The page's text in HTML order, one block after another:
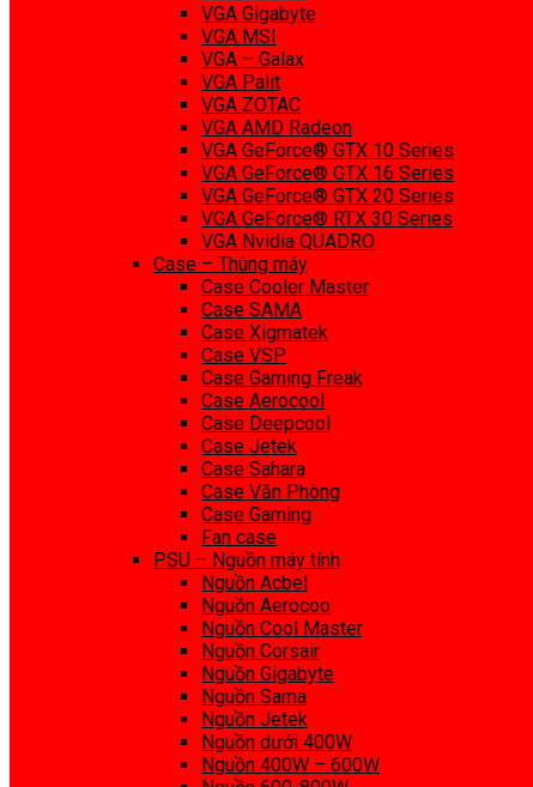
VGA Gigabyte
VGA MSI
VGA – Galax
VGA Palit
VGA ZOTAC
VGA AMD Radeon
VGA GeForce® GTX 10 Series
VGA GeForce® GTX 16 Series
VGA GeForce® GTX 20 Series
VGA GeForce® RTX 30 Series
VGA Nvidia QUADRO
Case – Thùng máy
Case Cooler Master
Case SAMA
Case Xigmatek
Case VSP
Case Gaming Freak
Case Aerocool
Case Deepcool
Case Jetek
Case Sahara
Case Văn Phòng
Case Gaming
Fan case
PSU – Nguồn máy tính
Nguồn Acbel
Nguồn Aerocoo
Nguồn Cool Master
Nguồn Corsair
Nguồn Gigabyte
Nguồn Sama
Nguồn Jetek
Nguồn dưới 400W
Nguồn 400W – 600W